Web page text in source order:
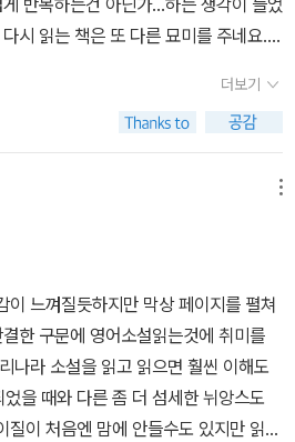
시 읽는 책은 또 다른 묘미를 주네요.영
폭 빠지게 하는것 같습니다.만약 이 책
에서 손을 떼지 못했겠지만 그래도 내
께 읽으면서 챕터 단위로 읽고 있어 속
래도 이번에 해리포터 시리즈가 끝나
꾸준히 읽고 있답니다.워낙 판타지 책인
단어가 아니어서 초반에는 단어의 생소
무래도 어린이 책이다보니 읽기도 쉽
관계로 어린이들이 읽는데 많이 힘들
어공부를 중점에 두기보다 영어책을
들에게 읽기 시도를 시켜보는것도 좋
더보기
이 느껴질듯하지만 막상 페이지를 펼쳐
한 구문에 영어소설읽는것에 취미를
나라 소설을 읽고 읽으면 훨씬 이해도
을 때와 다른 좀 더 섬세한 뉘앙스도
질이 처음엔 맘에 안들수도 있지만 읽다